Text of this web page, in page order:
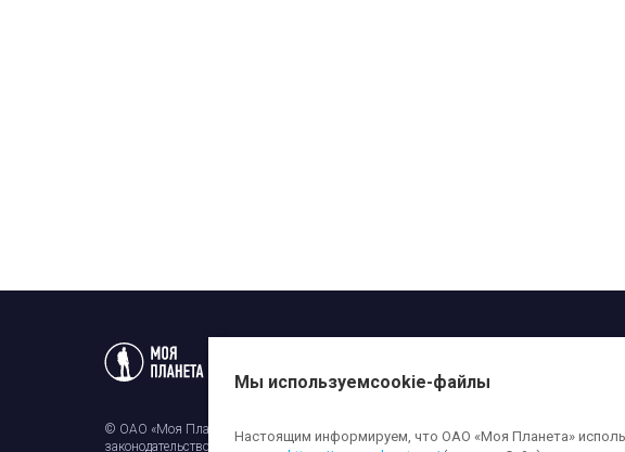
© ОАО «Моя Планета». Все права на любые материалы, опубликованные на сайте,
законодательством об авторском праве и смежных правах. Использование любых
Мы используемcookie-файлы
Настоящим информируем, что ОАО «Моя Планета»